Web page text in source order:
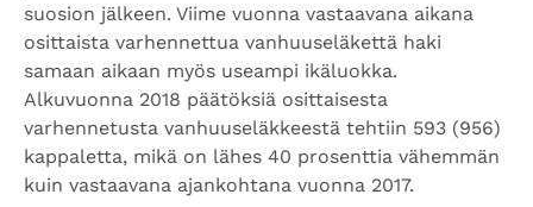
suosion jälkeen. Viime vuonna vastaavana aikana
osittaista varhennettua vanhuuseläkettä haki
samaan aikaan myös useampi ikäluokka.
Alkuvuonna 2018 päätöksiä osittaisesta
varhennetusta vanhuuseläkkeestä tehtiin 593 (956)
kappaletta, mikä on lähes 40 prosenttia vähemmän
kuin vastaavana ajankohtana vuonna 2017.